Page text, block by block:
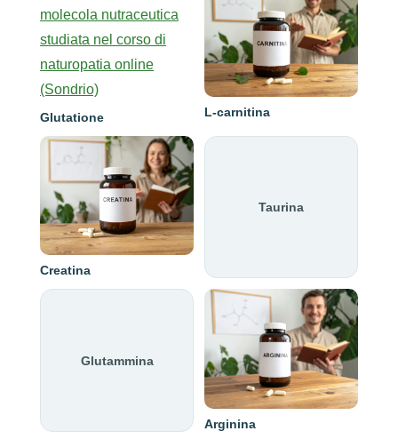
Glutatione L-carnitina
Creatina
Taurina
Glutammina
Arginina